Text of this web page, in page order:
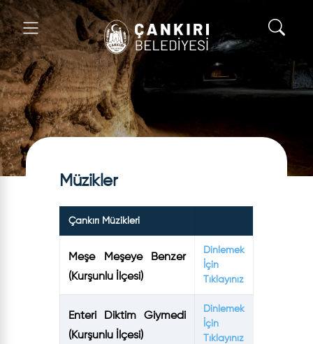
Müzikler
Çankırı Müzikleri
Meşe Meşeye Benzer
(Kurşunlu İlçesi)
Dinlemek
İçin
Tıklayınız
Enteri Diktim Giymedi
(Kurşunlu İlçesi)
Dinlemek
İçin
Tıklayınız